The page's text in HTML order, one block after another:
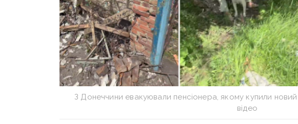
З Донеччини евакуювали пенсіонера, якому купили
відео